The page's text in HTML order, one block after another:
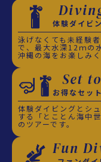
体験ダイビ
泳げなくても未経験
で、最大水深12ｍの
沖縄の海をお楽しみく
Set
お得なセッ
体験ダイビングとシ
する「とことん海中
のツアーです。
Fun